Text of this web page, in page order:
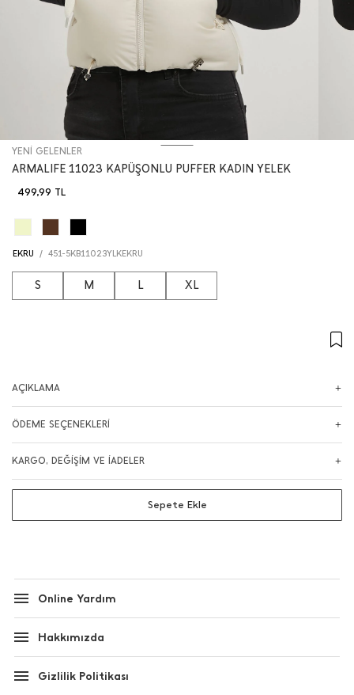
YENİ GELENLER
ARMALIFE 11023 KAPÜŞONLU PUFFER KADIN YELEK
499,99 TL
S M L XL
EKRU / 451-5KB11023YLKEKRU
Sepete Ekle
AÇIKLAMA
ÖDEME SEÇENEKLERİ
KARGO, DEĞİŞİM VE İADELER
Online Yardım
Hakkımızda
Gizlilik Politikası